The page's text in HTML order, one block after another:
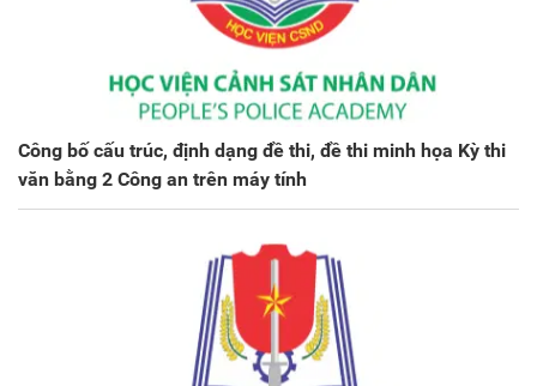
Công bố cấu trúc, định dạng đề thi, đề thi minh họa Kỳ thi
văn bằng 2 Công an trên máy tính